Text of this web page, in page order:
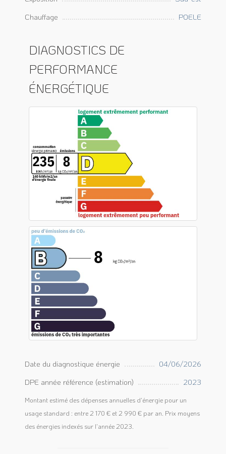
Chauffage
POELE
DIAGNOSTICS DE
PERFORMANCE
ÉNERGÉTIQUE
Date du diagnostique énergie
04/06/2026
DPE année référence (estimation)
2023
Montant estimé des dépenses annuelles d'énergie pour un
usage standard : entre 2 170 € et 2 990 € par an. Prix moyens
des énergies indexés sur l'année 2023.